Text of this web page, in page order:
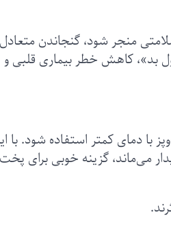
منجر شود، گنجاندن متعادل
بد»، کاهش خطر بیماری قلبی و
با دمای کمتر استفاده شود. با
می‌ماند، گزینه خوبی برای